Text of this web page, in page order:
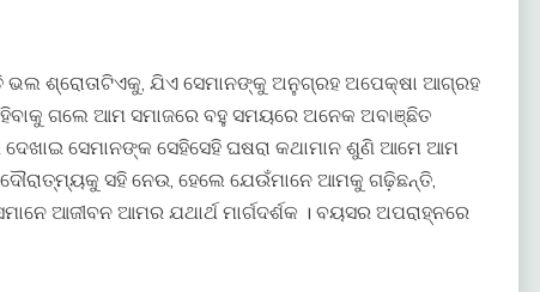
ଭଲ ଶ୍ରୋତାଟିଏକୁ, ଯିଏ ସେମାନଙ୍କୁ ଅନୁଗ୍ରହ ଅପେକ୍ଷା ଆଗ୍ରହ
ଗଲେ ଆମ ସମାଜରେ ବହୁ ସମୟରେ ଅନେକ ଅବାଞ୍ଛିତ
ସେମାନଙ୍କ ସେହିସେହି ଘଷରା କଥାମାନ ଶୁଣି ଆମେ ଆମ
ସହି ନେଉ, ହେଲେ ଯେଉଁମାନେ ଆମକୁ ଗଢ଼ିଛନ୍ତି,
ଆଜୀବନ ଆମର ଯଥାର୍ଥ ମାର୍ଗଦର୍ଶକ । ବୟସର ଅପରାହ୍ନରେ